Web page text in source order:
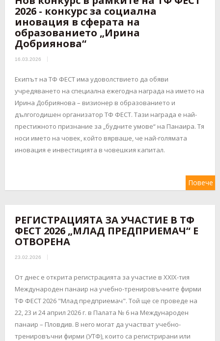
2026 - конкурс за социална
иновация в сферата на
образованието „Ирина
Добриянова“
16.03.2026
Екипът на ТФ ФЕСТ има удоволствието да обяви
учредяването на специална ежегодна награда на името на
Ирина Добриянова – визионер в образованието и
дългогодишен организатор ТФ ФЕСТ. Тази награда е най-
престижното признание за „будните умове“ на Панаира. Тя
носи името на човек, който вярваше, че най-голямата
иновация е инвестицията в човешкия капитал.
Повече
РЕГИСТРАЦИЯТА ЗА УЧАСТИЕ В ТФ
ФЕСТ 2026 „МЛАД ПРЕДПРИЕМАЧ“ Е
ОТВОРЕНА
23.02.2026
От днес е открита регистрацията за участие в XXIX-тия
Международен панаир на учебно-тренировъчните фирми
ТФ ФЕСТ 2026 "Млад предприемач". Той ще се проведе на
22, 23 и 24 април 2026 г. в Палата № 6 на Международен
панаир – Пловдив. В него могат да участват учебно-
тренировъчни фирми (УТФ), които са регистрирани или